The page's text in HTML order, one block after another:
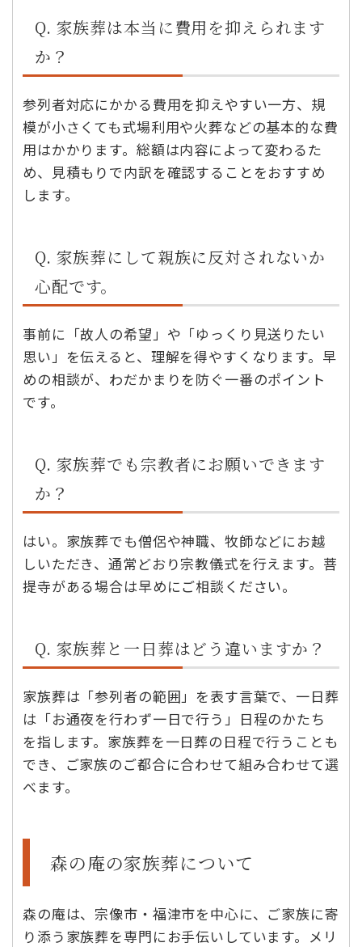
Q. 家族葬は本当に費用を抑えられます
か？
参列者対応にかかる費用を抑えやすい一方、規
模が小さくても式場利用や火葬などの基本的な費
用はかかります。総額は内容によって変わるた
め、見積もりで内訳を確認することをおすすめ
します。
Q. 家族葬にして親族に反対されないか
心配です。
事前に「故人の希望」や「ゆっくり見送りたい
思い」を伝えると、理解を得やすくなります。早
めの相談が、わだかまりを防ぐ一番のポイント
です。
Q. 家族葬でも宗教者にお願いできます
か？
はい。家族葬でも僧侶や神職、牧師などにお越
しいただき、通常どおり宗教儀式を行えます。菩
提寺がある場合は早めにご相談ください。
Q. 家族葬と一日葬はどう違いますか？
家族葬は「参列者の範囲」を表す言葉で、一日葬
は「お通夜を行わず一日で行う」日程のかたち
を指します。家族葬を一日葬の日程で行うことも
でき、ご家族のご都合に合わせて組み合わせて選
べます。
森の庵の家族葬について
森の庵は、宗像市・福津市を中心に、ご家族に寄
り添う家族葬を専門にお手伝いしています。メリ